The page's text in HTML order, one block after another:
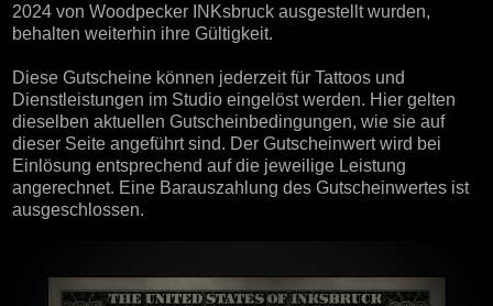
2024 von Woodpecker INKsbruck ausgestellt wurden,
behalten weiterhin ihre Gültigkeit.
Diese Gutscheine können jederzeit für Tattoos und
Dienstleistungen im Studio eingelöst werden. Hier gelten
dieselben aktuellen Gutscheinbedingungen, wie sie auf
dieser Seite angeführt sind. Der Gutscheinwert wird bei
Einlösung entsprechend auf die jeweilige Leistung
angerechnet. Eine Barauszahlung des Gutscheinwertes ist
ausgeschlossen.